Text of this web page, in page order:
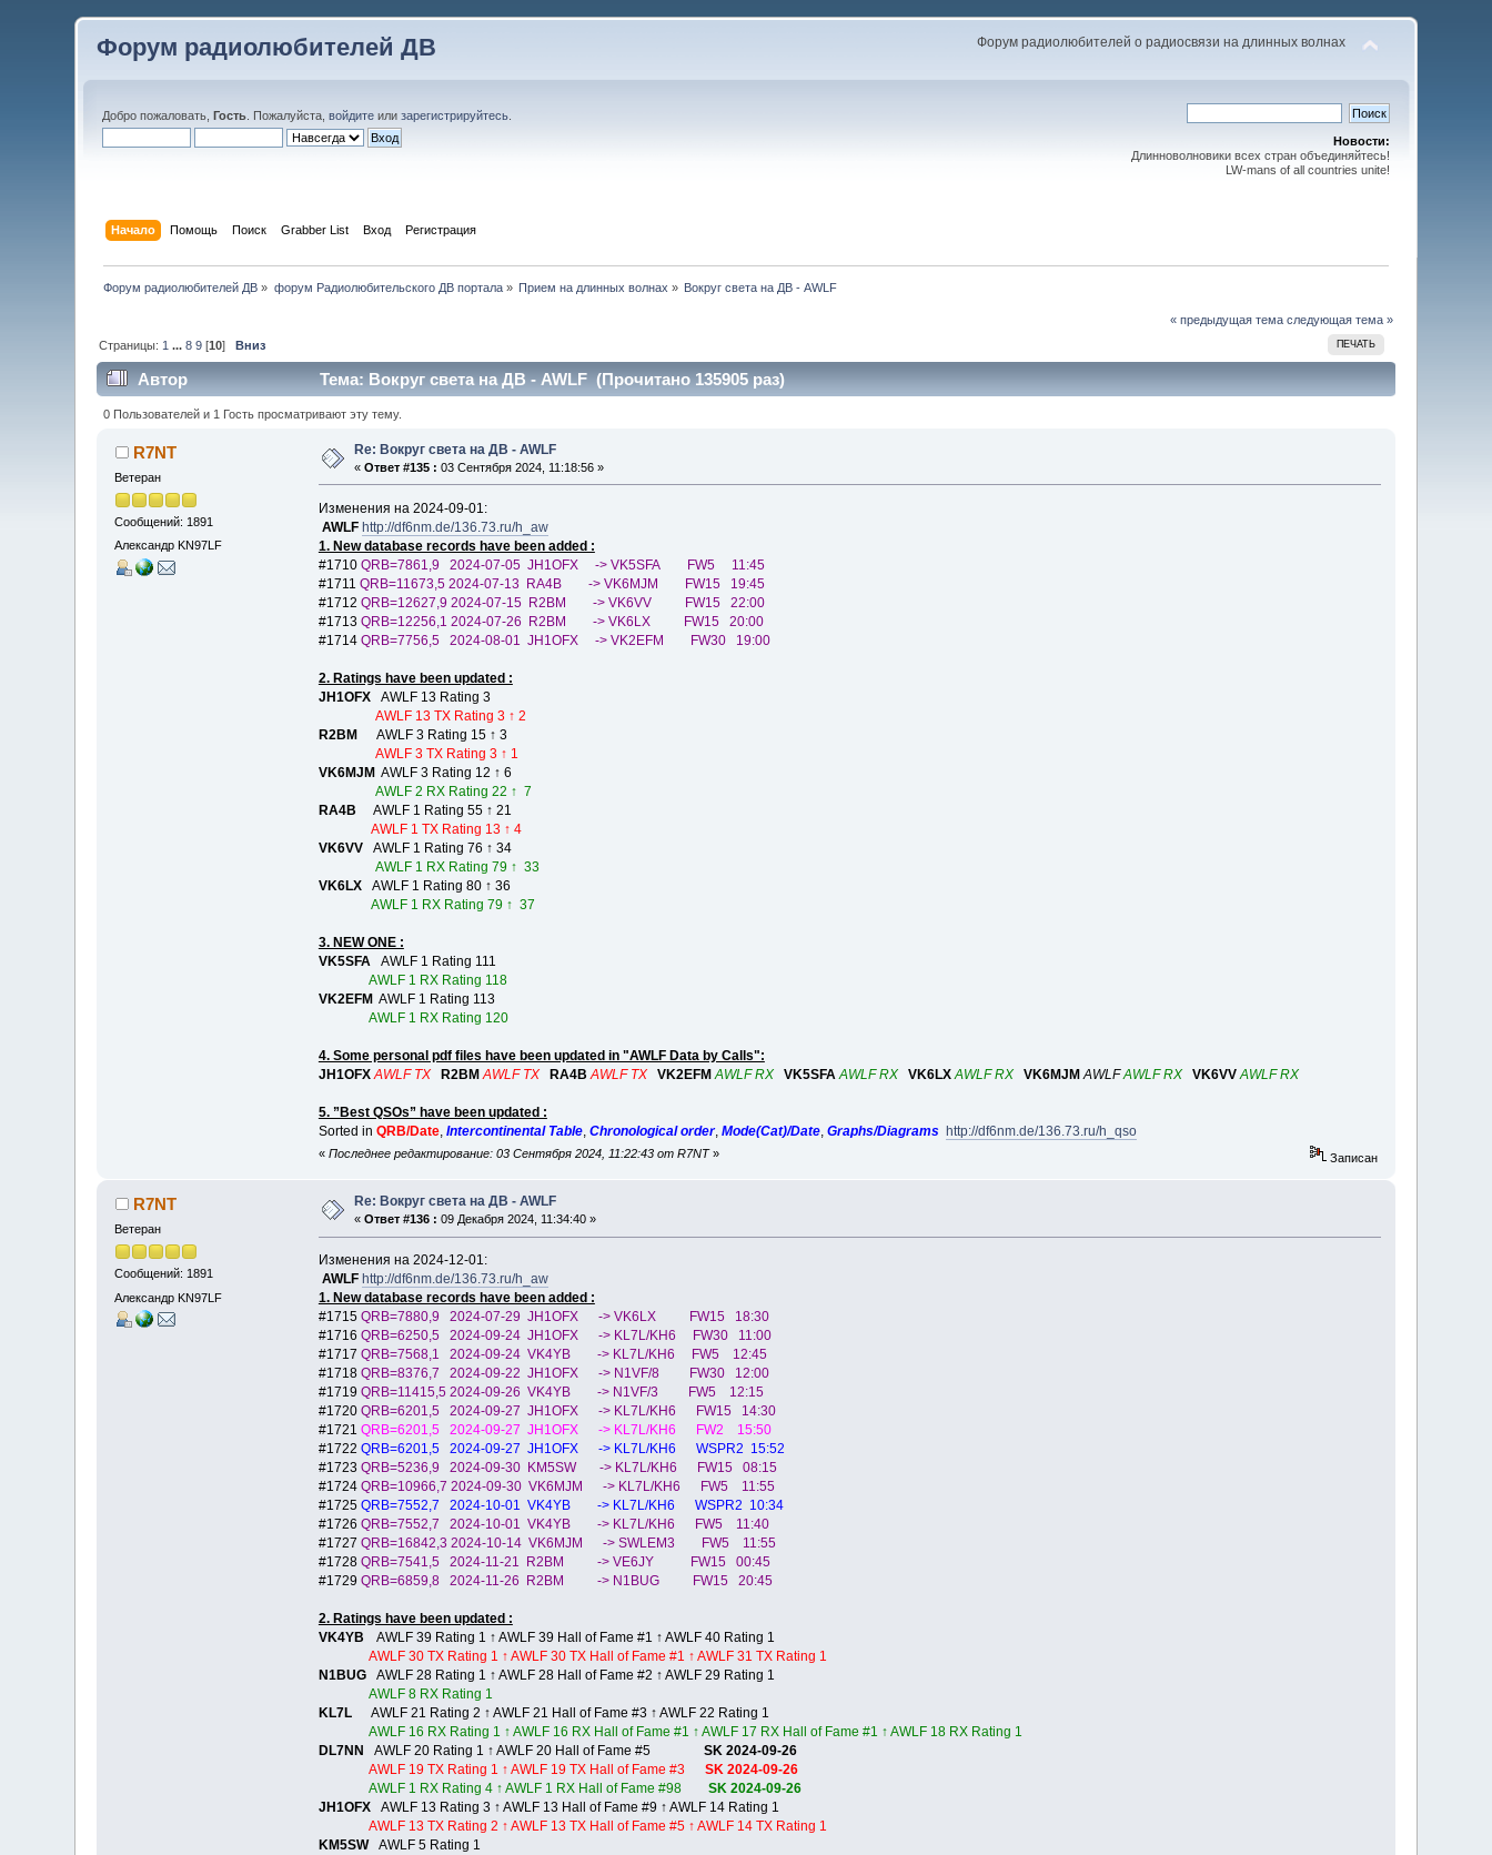
Форум радиолюбителей ДВ Форум радиолюбителей о радиосвязи на длинных волнах
Добро пожаловать,Гость . Пожалуйста,войдите илизарегистрируйтесь
Новости:
Длинноволновики всех стран объединяйтесь!
LW-mans of all countries unite!
Начало Помощь Поиск Grabber List Вход Регистрация
Форум радиолюбителей ДВ » форум Радиолюбительского ДВ портала» Прием на длинных волнах » Вокруг света на ДВ - AWLF
« предыдущая тема следующая тема »
ПЕЧАТЬ
Страницы: 1 ...8 9 [10]Вниз
Автор Тема: Вокруг света на ДВ - AWLF (Прочитано 135905 раз)
0 Пользователей и 1 Гость просматривают эту тему.
R7NT
Ветеран
Сообщений: 1891
Александр KN97LF
Re: Вокруг света на ДВ - AWLF
«Ответ #135 : 03 Сентября 2024, 11:18:56 »
Изменения на 2024-09-01:
AWLF http://df6nm.de/136.73.ru/h_aw
1. New database records have been added :
#1710 QRB=7861,9 2024-07-05 JH1OFX -> VK5SFA FW5 11:45
#1711 QRB=11673,5 2024-07-13 RA4B -> VK6MJM FW15 19:45
#1712 QRB=12627,9 2024-07-15 R2BM -> VK6VV FW15 22:00
#1713 QRB=12256,1 2024-07-26 R2BM -> VK6LX FW15 20:00
#1714 QRB=7756,5 2024-08-01 JH1OFX -> VK2EFM FW30 19:00
2. Ratings have been updated :
JH1OFXAWLF 13 Rating 3
AWLF 13 TX Rating 3 ↑ 2
R2BMAWLF 3 Rating 15 ↑ 3
AWLF 3 TX Rating 3 ↑ 1
VK6MJMAWLF 3 Rating 12 ↑ 6
AWLF 2 RX Rating 22 ↑ 7
RA4B AWLF 1 Rating 55 ↑ 21
AWLF 1 TX Rating 13 ↑ 4
VK6VVAWLF 1 Rating 76 ↑ 34
AWLF 1 RX Rating 79 ↑ 33
VK6LXAWLF 1 Rating 80 ↑ 36
AWLF 1 RX Rating 79 ↑ 37
3. NEW ONE :
VK5SFAAWLF 1 Rating 111
AWLF 1 RX Rating 118
VK2EFMAWLF 1 Rating 113
AWLF 1 RX Rating 120
4. Some personal pdf files have been updated in "AWLF Data by Calls":
JH1OFX AWLF TX R2BM AWLF TX RA4B AWLF TX VK2EFM AWLF RX VK5SFA AWLF RX VK6LX AWLF RX VK6MJM AWLFAWLF RX VK6VV AWLF RX
5. ”Best QSOs” have been updated :
Sorted in QRB/Date, Intercontinental Table, Chronological order, Mode(Cat)/Date, Graphs/Diagrams http://df6nm.de/136.73.ru/h_qso
« Последнее редактирование: 03 Сентября 2024, 11:22:43 от R7NT» Записан
R7NT
Ветеран
Сообщений: 1891
Александр KN97LF
Re: Вокруг света на ДВ - AWLF
«Ответ #136 : 09 Декабря 2024, 11:34:40 »
Изменения на 2024-12-01:
AWLF http://df6nm.de/136.73.ru/h_aw
1. New database records have been added :
#1715 QRB=7880,9 2024-07-29 JH1OFX -> VK6LX FW15 18:30
#1716 QRB=6250,5 2024-09-24 JH1OFX -> KL7L/KH6 FW30 11:00
#1717 QRB=7568,1 2024-09-24 VK4YB -> KL7L/KH6 FW5 12:45
#1718 QRB=8376,7 2024-09-22 JH1OFX -> N1VF/8 FW30 12:00
#1719 QRB=11415,5 2024-09-26 VK4YB -> N1VF/3 FW5 12:15
#1720 QRB=6201,5 2024-09-27 JH1OFX -> KL7L/KH6 FW15 14:30
#1721 QRB=6201,5 2024-09-27 JH1OFX -> KL7L/KH6 FW2 15:50
#1722 QRB=6201,5 2024-09-27 JH1OFX -> KL7L/KH6 WSPR2 15:52
#1723 QRB=5236,9 2024-09-30 KM5SW -> KL7L/KH6 FW15 08:15
#1724 QRB=10966,7 2024-09-30 VK6MJM -> KL7L/KH6 FW5 11:55
#1725 QRB=7552,7 2024-10-01 VK4YB -> KL7L/KH6 WSPR2 10:34
#1726 QRB=7552,7 2024-10-01 VK4YB -> KL7L/KH6 FW5 11:40
#1727 QRB=16842,3 2024-10-14 VK6MJM -> SWLEM3 FW5 11:55
#1728 QRB=7541,5 2024-11-21 R2BM -> VE6JY FW15 00:45
#1729 QRB=6859,8 2024-11-26 R2BM -> N1BUG FW15 20:45
2. Ratings have been updated :
VK4YB AWLF 39 Rating 1 ↑ AWLF 39 Hall of Fame #1 ↑ AWLF 40 Rating 1
AWLF 30 TX Rating 1 ↑ AWLF 30 TX Hall of Fame #1 ↑ AWLF 31 TX Rating 1
N1BUGAWLF 28 Rating 1 ↑ AWLF 28 Hall of Fame #2 ↑ AWLF 29 Rating 1
AWLF 8 RX Rating 1
KL7LAWLF 21 Rating 2 ↑ AWLF 21 Hall of Fame #3 ↑ AWLF 22 Rating 1
AWLF 16 RX Rating 1 ↑ AWLF 16 RX Hall of Fame #1 ↑ AWLF 17 RX Hall of Fame #1 ↑ AWLF 18 RX Rating 1
DL7NN
AWLF 20 Rating 1 ↑ AWLF 20 Hall of Fame #5 SK 2024-09-26
AWLF 19 TX Rating 1 ↑ AWLF 19 TX Hall of Fame #3 SK 2024-09-26
AWLF 1 RX Rating 4 ↑ AWLF 1 RX Hall of Fame #98 SK 2024-09-26
JH1OFXAWLF 13 Rating 3 ↑ AWLF 13 Hall of Fame #9 ↑ AWLF 14 Rating 1
AWLF 13 TX Rating 2 ↑ AWLF 13 TX Hall of Fame #5 ↑ AWLF 14 TX Rating 1
KM5SWAWLF 5 Rating 1